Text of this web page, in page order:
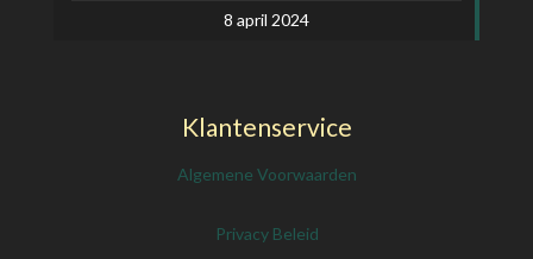
8 april 2024
Klantenservice
Algemene Voorwaarden
Privacy Beleid